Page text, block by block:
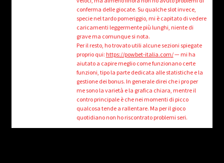
child
menu
Login/Create Account
conferma delle giocate. Su qualche slot invece,
specie nel tardo pomeriggio, mi è capitato di vedere
caricamenti leggermente più lunghi, niente di
grave ma comunque si nota.
Per il resto, ho trovato utili alcune sezioni spiegate
proprio qui: https://powbet-italia.com/— mi ha
aiutato a capire meglio come funzionano certe
funzioni, tipo la parte dedicata alle statistiche e la
gestione dei bonus. In generale direi che i pro per
me sono la varietà e la grafica chiara, mentre il
contro principale è che nei momenti di picco
qualcosa tende a rallentare. Ma per il gioco
quotidiano non ho riscontrato problemi seri.